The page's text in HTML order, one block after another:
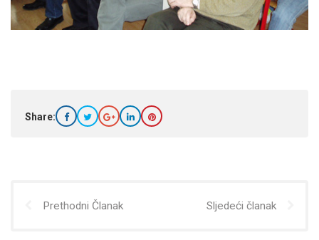
Share:
Prethodni Članak Sljedeći članak